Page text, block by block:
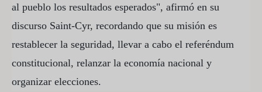
al pueblo los resultados esperados", afirmó en su
discurso Saint-Cyr, recordando que su misión es
restablecer la seguridad, llevar a cabo el referéndum
constitucional, relanzar la economía nacional y
organizar elecciones.